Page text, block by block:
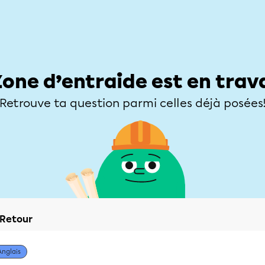
d’entraide est en
Retrouve ta question parmi celles déjà posées!
Retour